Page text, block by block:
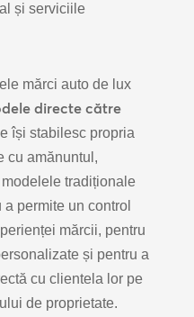
și serviciile
mărci auto de lux
directe către
își stabilesc propria
cu amănuntul,
tradiționale
permite un control
mărcii, pentru
și pentru a
cu clientela lor pe
de proprietate.